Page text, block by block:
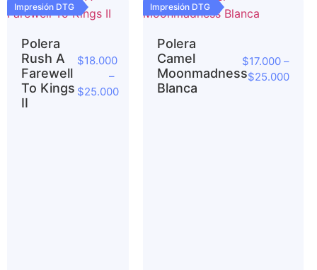
Impresión DTG
Polera
Rush A
Farewell
To Kings
II
$18.000
–
$25.000
Impresión DTG
Polera
Camel
Moonmadness
Blanca
$17.000 –
$25.000